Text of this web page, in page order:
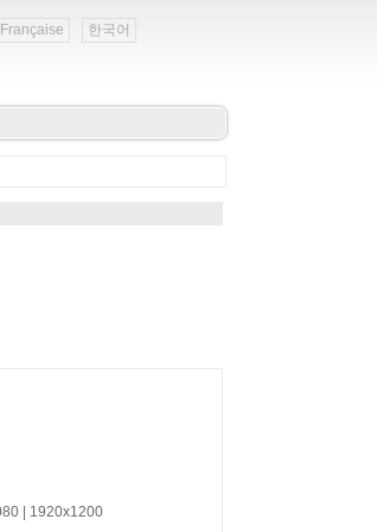
Française 한국어
| 1920x1200